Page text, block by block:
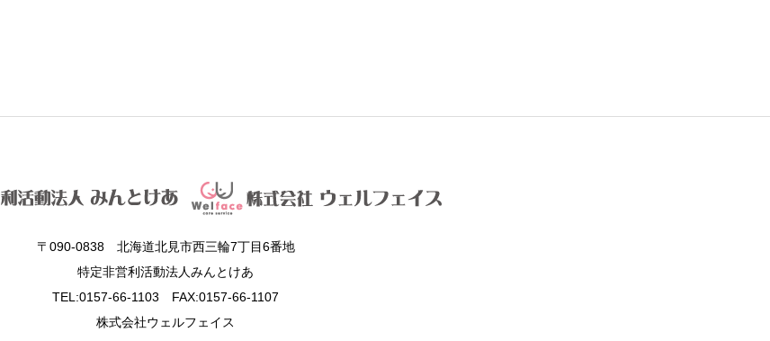
〒090-0838 北海道北見市西三輪7丁目6番地
特定非営利活動法人みんとけあ
TEL:0157-66-1103 FAX:0157-66-1107
株式会社ウェルフェイス